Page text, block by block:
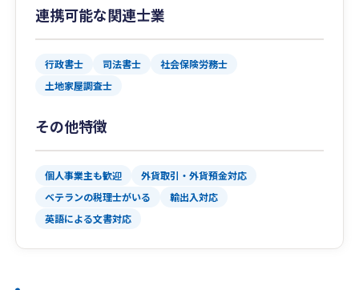
連携可能な関連士業
行政書士 司法書士
社会保険労務士
土地家屋調査士
その他特徴
個人事業主も歓迎
外貨取引・外貨預金対応
ベテランの税理士がいる
輸出入対応
英語による文書対応